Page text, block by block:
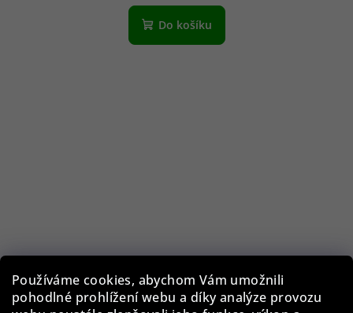
Používáme cookies, abychom Vám umožnili
pohodlné prohlížení webu a díky analýze provozu
Do košíku